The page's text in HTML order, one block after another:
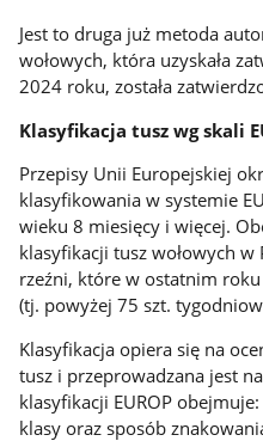
Jest to druga już metoda
wołowych, która uzyskała
2024 roku, została
Klasyfikacja tusz wg skali
Przepisy Unii Europejskiej
klasyfikowania w systemie
wieku 8 miesięcy i więcej.
klasyfikacji tusz wołowych w
rzeźni, które w ostatnim
(tj. powyżej 75 szt.
Klasyfikacja opiera się na
tusz i przeprowadzana jest
klasyfikacji EUROP
klasy oraz sposób